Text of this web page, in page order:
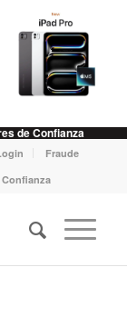
de Confianza
Fraude